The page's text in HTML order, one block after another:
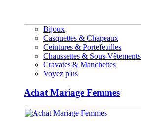
Bijoux
Casquettes & Chapeaux
Ceintures & Portefeuilles
Chaussettes & Sous-Vêtements
Cravates & Manchettes
Voyez plus
Achat Mariage Femmes